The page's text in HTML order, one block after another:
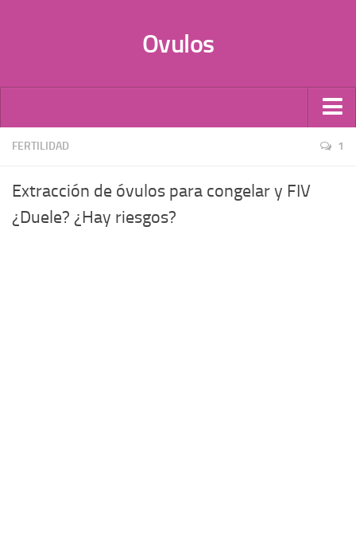
Ovulos
Por Tipo
Candidiasis
Anticonceptivos
FERTILIDAD 1
Extracción de óvulos para congelar y FIV
¿Duele? ¿Hay riesgos?